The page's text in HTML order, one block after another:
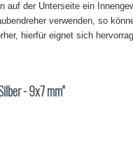
auf der Unterseite ein
verwenden, so
hierfür eignet sich
- 9x7 mm"